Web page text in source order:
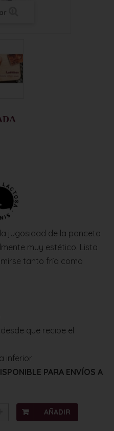
jugosidad de la panceta
muy estético. Lista
tanto fría como
que recibe el
inferior
PARA ENVÍOS A
AÑADIR